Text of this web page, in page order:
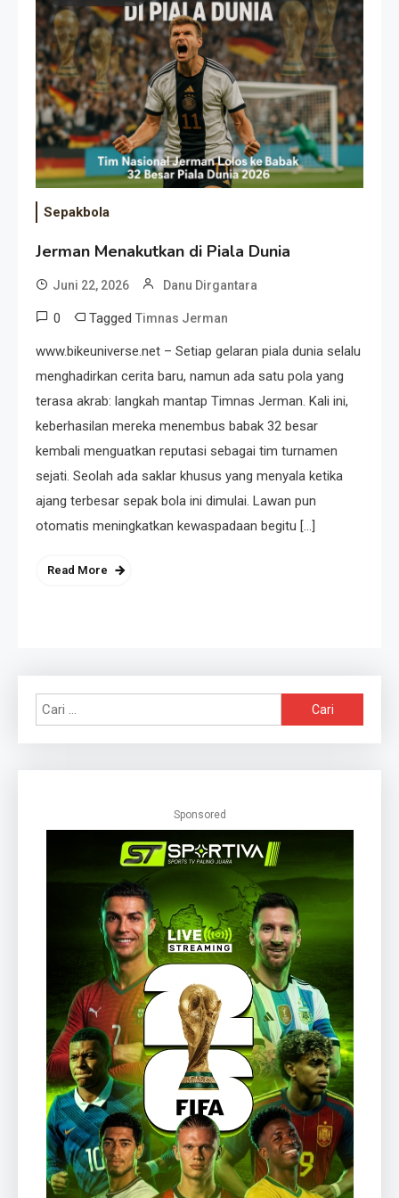
Event Besar
Sepakbola
Jerman Menakutkan di Piala Dunia
Juni 22, 2026 Danu Dirgantara
0 Tagged Timnas Jerman
www.bikeuniverse.net – Setiap gelaran piala dunia selalu
menghadirkan cerita baru, namun ada satu pola yang
terasa akrab: langkah mantap Timnas Jerman. Kali ini,
keberhasilan mereka menembus babak 32 besar
kembali menguatkan reputasi sebagai tim turnamen
sejati. Seolah ada saklar khusus yang menyala ketika
ajang terbesar sepak bola ini dimulai. Lawan pun
otomatis meningkatkan kewaspadaan begitu […]
Read More
untuk:
Sponsored